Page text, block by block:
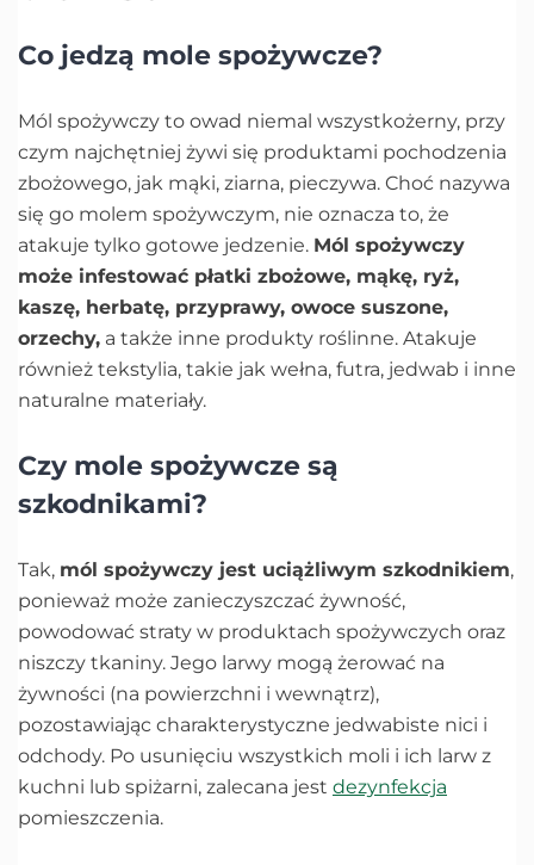
Co jedzą mole spożywcze?
Mól spożywczy to owad niemal wszystkożerny, przy
czym najchętniej żywi się produktami pochodzenia
zbożowego, jak mąki, ziarna, pieczywa. Choć nazywa
się go molem spożywczym, nie oznacza to, że
atakuje tylko gotowe jedzenie. Mól spożywczy
może infestować płatki zbożowe, mąkę, ryż,
kaszę, herbatę, przyprawy, owoce suszone,
orzechy, a także inne produkty roślinne. Atakuje
również tekstylia, takie jak wełna, futra, jedwab i inne
naturalne materiały.
Czy mole spożywcze są
szkodnikami?
Tak, mól spożywczy jest uciążliwym szkodnikiem,
ponieważ może zanieczyszczać żywność,
powodować straty w produktach spożywczych oraz
niszczy tkaniny. Jego larwy mogą żerować na
żywności (na powierzchni i wewnątrz),
pozostawiając charakterystyczne jedwabiste nici i
odchody. Po usunięciu wszystkich moli i ich larw z
kuchni lub spiżarni, zalecana jest dezynfekcja
pomieszczenia.